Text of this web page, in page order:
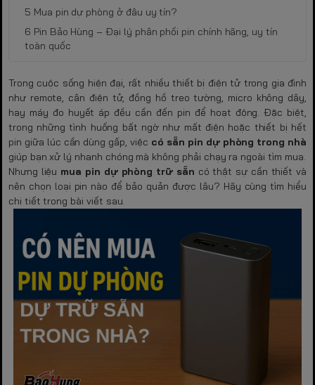
Mua pin dự phòng ở đâu uy tín?
Pin Bảo Hùng – Đại lý phân phối pin chính hãng, uy tín
toàn quốc
Trong cuộc sống hiện đại, rất nhiều thiết bị điện tử trong gia đình
như remote, cân điện tử, đồng hồ treo tường, micro không dây,
hay máy đo huyết áp đều cần đến pin để hoạt động. Đặc biệt,
trong những tình huống bất ngờ như mất điện hoặc thiết bị hết
pin giữa lúc cần dùng gấp, việc có sẵn pin dự phòng trong nhà
giúp bạn xử lý nhanh chóng mà không phải chạy ra ngoài tìm mua.
Nhưng liệu mua pin dự phòng trữ sẵn có thật sự cần thiết và
nên chọn loại pin nào để bảo quản được lâu? Hãy cùng tìm hiểu
chi tiết trong bài viết sau.